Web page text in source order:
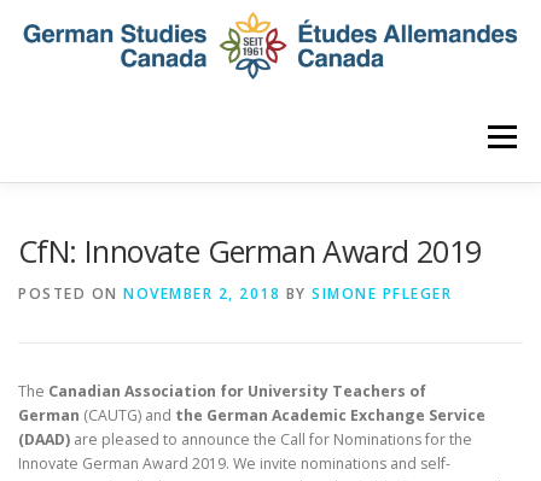
Menu
SEMINAR DIGITAL DIALOGUES ARCHIVE
CfN: Innovate German Award 2019
POSTED ON NOVEMBER 2, 2018 BY SIMONE PFLEGER
The Canadian Association for University Teachers of
German (CAUTG) and the German Academic Exchange Service
(DAAD) are pleased to announce the Call for Nominations for the
Innovate German Award 2019. We invite nominations and self-